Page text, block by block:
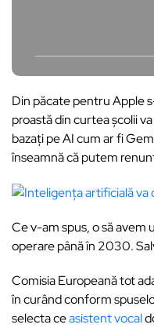
Din păcate pentru Apple
proastă din curtea școlii
bazați pe AI cum ar fi
înseamnă că putem
Ce v-am spus, o să avem
operare până în 2030.
Comisia Europeană tot
în curând conform
selecta ceasistent vocal